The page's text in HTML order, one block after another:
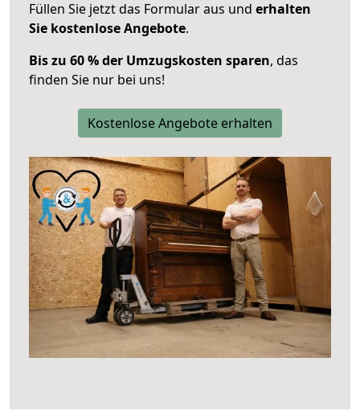
Füllen Sie jetzt das Formular aus und erhalten
Sie kostenlose Angebote.
Bis zu 60 % der Umzugskosten sparen, das
finden Sie nur bei uns!
Kostenlose Angebote erhalten